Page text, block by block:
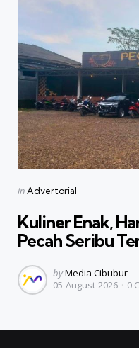
Categories
Posted
inAdvertorial
Kuliner Enak,
Pecah Seribu
Posted
by
byMedia Cibubur
05-August-2026
0